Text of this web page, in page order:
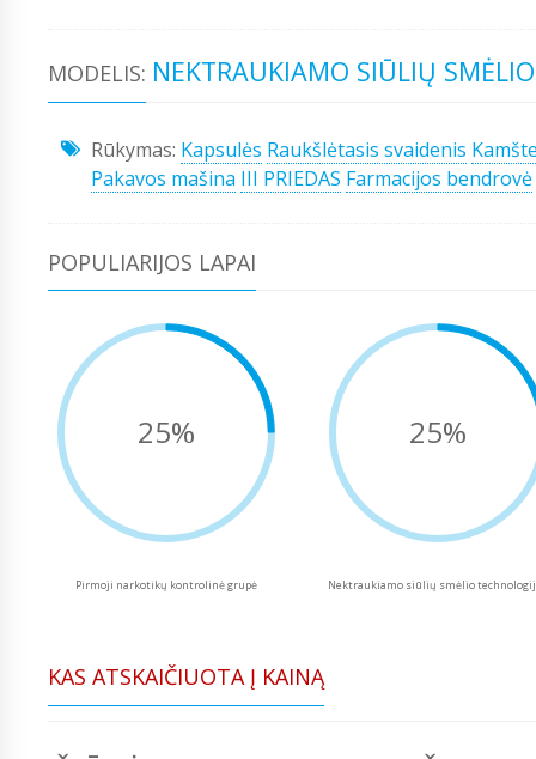
MODELIS: NEKTRAUKIAMO SIŪLIŲ
Rūkymas: Kapsulės Raukšlėtasis svaidenis
Pakavos mašina III PRIEDAS Farmacijos bendrovė
POPULIARIJOS LAPAI
25%
Pirmoji narkotikų kontrolinė grupė
25%
Nektraukiamo siūlių smėlio
KAS ATSKAIČIUOTA Į KAINĄ